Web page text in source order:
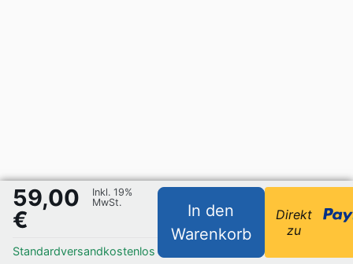
59,00
€
Inkl. 19%
MwSt.
Standardversandkostenlos
In den
Warenkorb
Direkt
zu